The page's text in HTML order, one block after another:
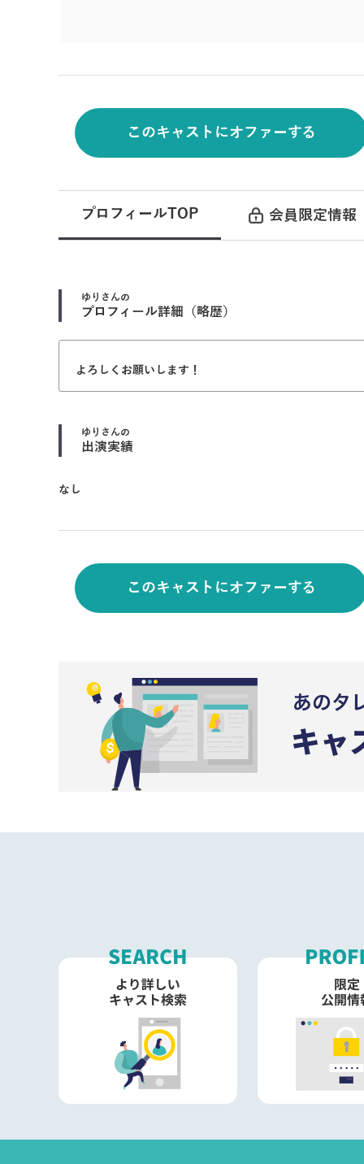
このキャストにオファーする
プロフィールTOP 会員限定情報
ゆり さんの
プロフィール詳細（略歴）
よろしくお願いします！
ゆり さんの
出演実績
なし
このキャストにオファーする